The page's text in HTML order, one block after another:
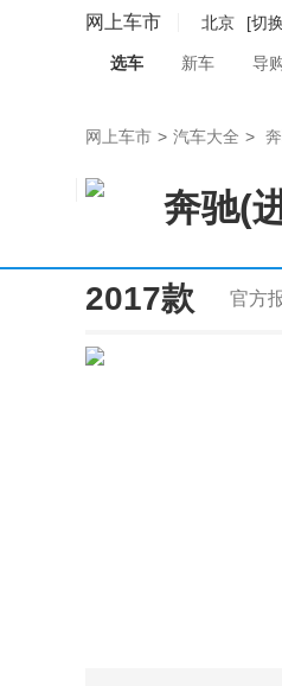
网上车市 北京 [切
选车 新车 导
网上车市 > 汽车大全 >
奔驰(
2017款 官方